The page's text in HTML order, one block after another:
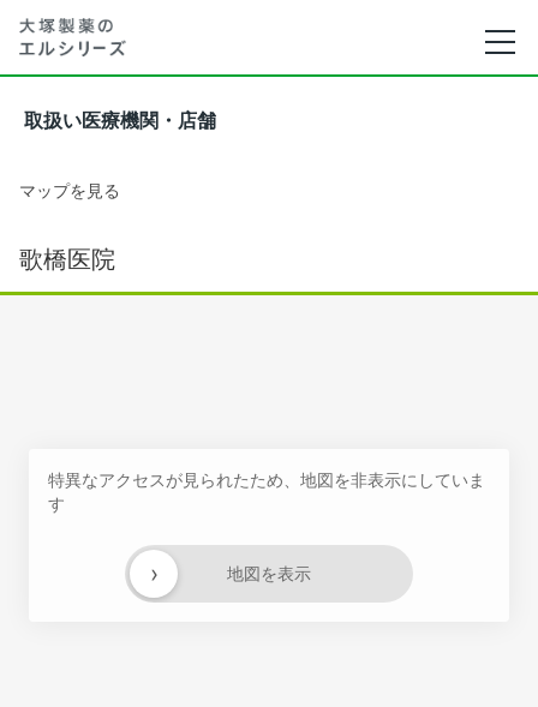
取扱い医療機関・店舗
マップを見る
歌橋医院
特異なアクセスが見られたため、地図を非表示にしていま
す
地図を表示
›